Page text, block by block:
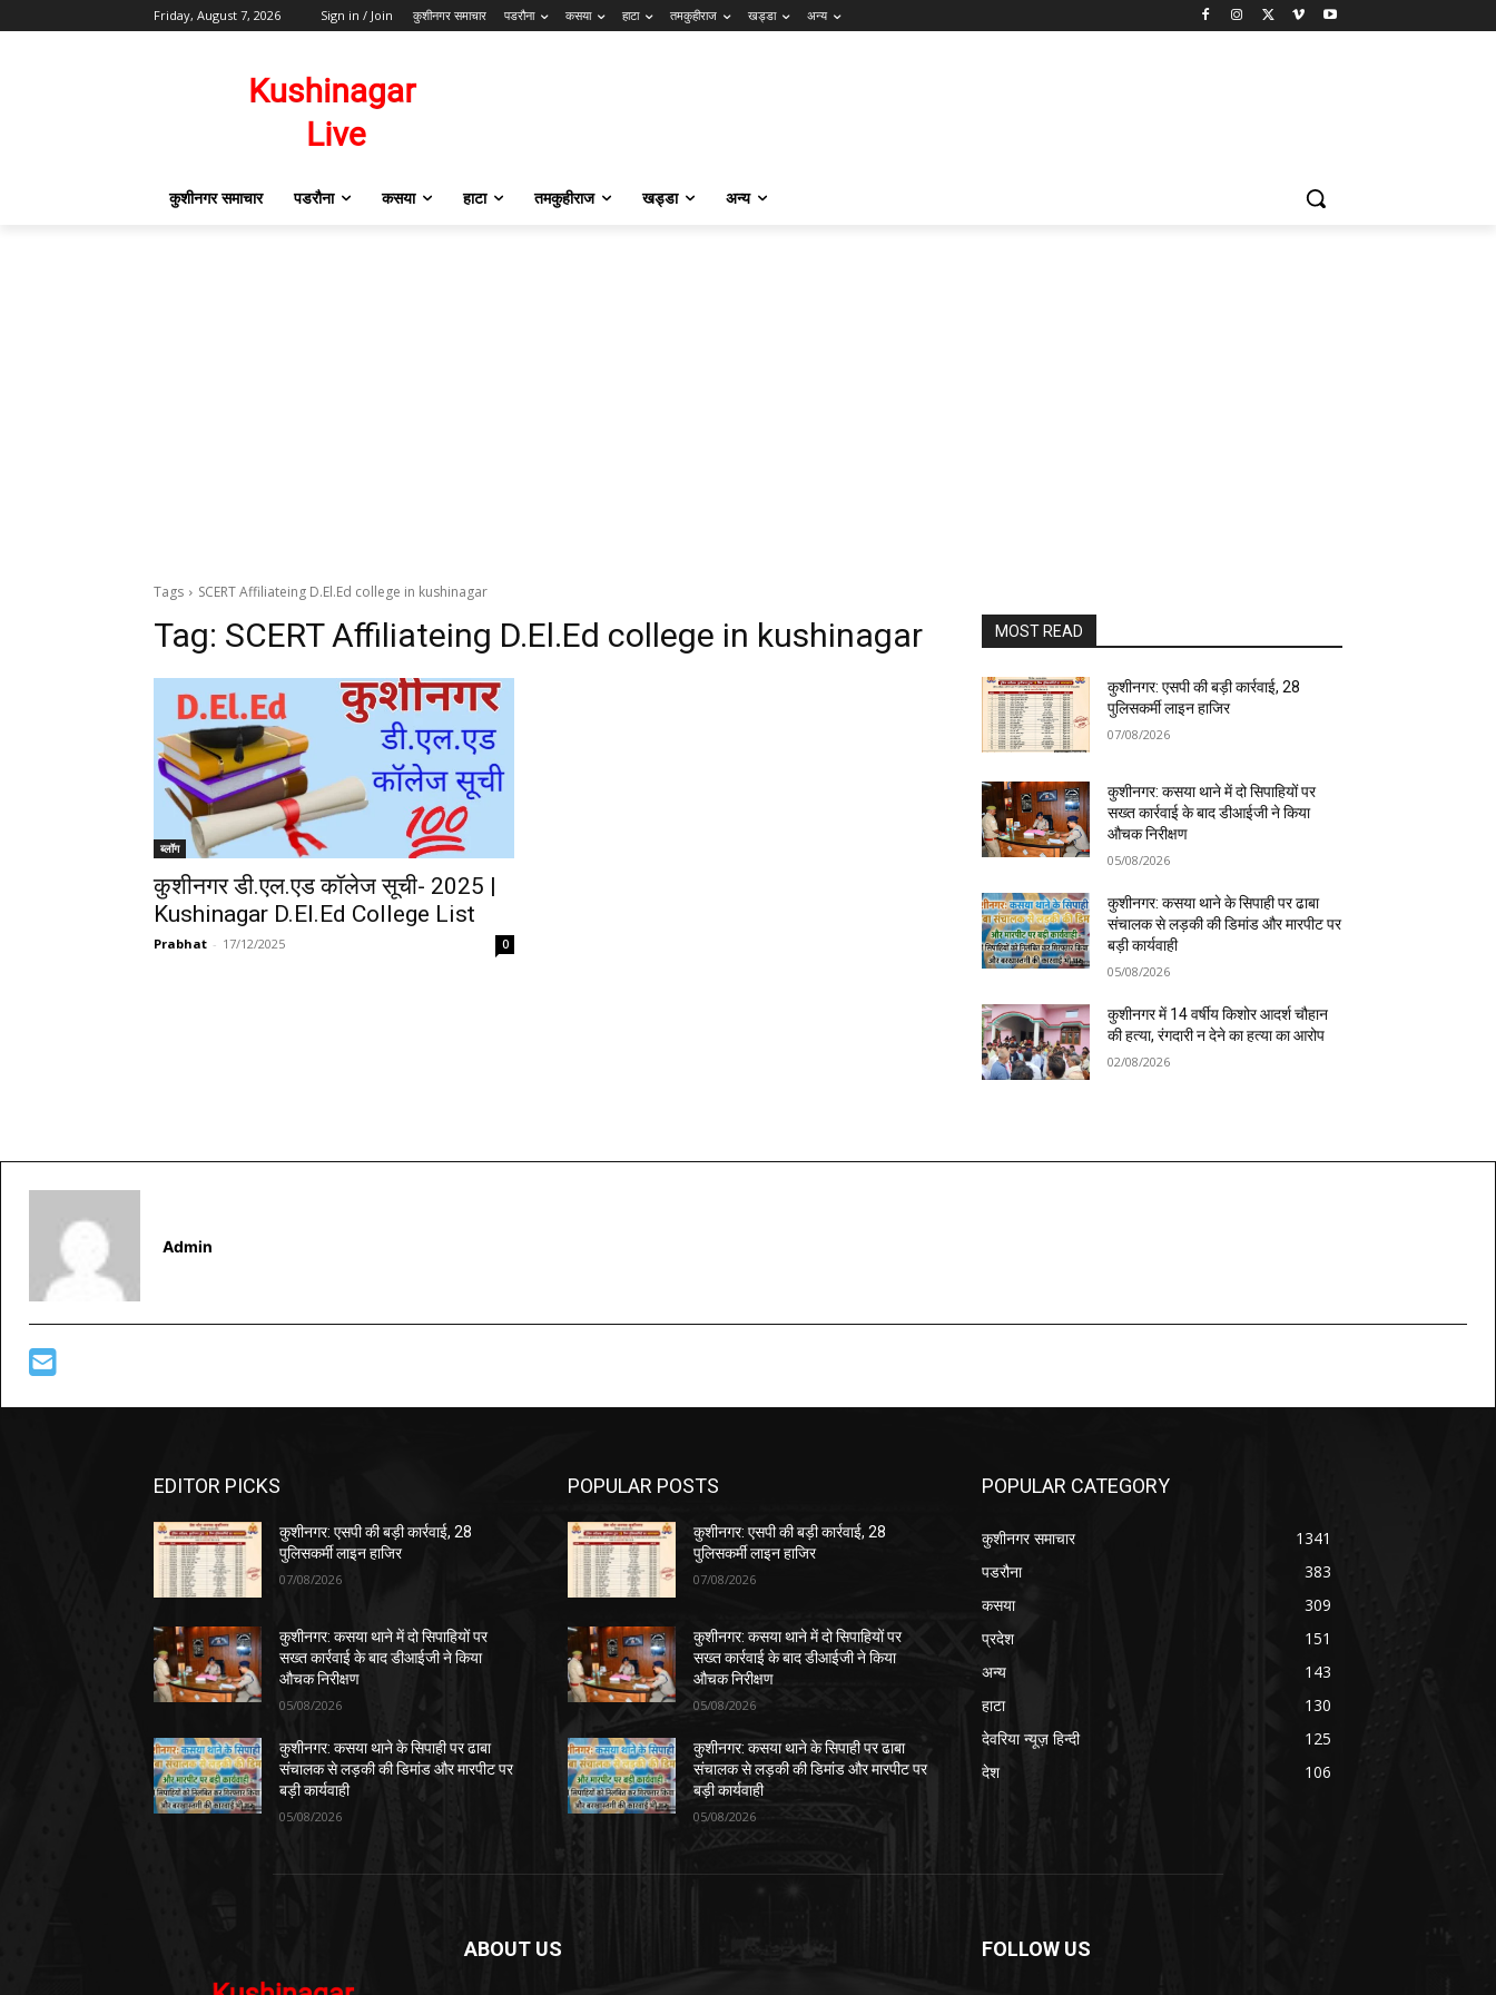
Friday, August 7, 2026 Sign in / Join कुशीनगर समाचार पडरौना कसया हाटा तमकुहीराज खड्डा अन्य
कुशीनगर समाचार पडरौना कसया हाटा तमकुहीराज खड्डा अन्य
Tags SCERT Affiliateing D.El.Ed college in kushinagar
Tag: SCERT Affiliateing D.El.Ed college in kushinagar
ब्लॉग
कुशीनगर डी.एल.एड कॉलेज सूची- 2025 |
Kushinagar D.El.Ed College List
Prabhat - 17/12/2025 0
MOST READ
कुशीनगर: एसपी की बड़ी कार्रवाई, 28
पुलिसकर्मी लाइन हाजिर
07/08/2026
कुशीनगर: कसया थाने में दो सिपाहियों पर
सख्त कार्रवाई के बाद डीआईजी ने किया
औचक निरीक्षण
05/08/2026
कुशीनगर: कसया थाने के सिपाही पर ढाबा
संचालक से लड़की की डिमांड और मारपीट पर
बड़ी कार्यवाही
05/08/2026
कुशीनगर में 14 वर्षीय किशोर आदर्श चौहान
की हत्या, रंगदारी न देने का हत्या का आरोप
02/08/2026
Admin
EDITOR PICKS
कुशीनगर: एसपी की बड़ी कार्रवाई, 28
पुलिसकर्मी लाइन हाजिर
07/08/2026
कुशीनगर: कसया थाने में दो सिपाहियों पर
सख्त कार्रवाई के बाद डीआईजी ने किया
औचक निरीक्षण
05/08/2026
कुशीनगर: कसया थाने के सिपाही पर ढाबा
संचालक से लड़की की डिमांड और मारपीट पर
बड़ी कार्यवाही
05/08/2026
POPULAR POSTS
कुशीनगर: एसपी की बड़ी कार्रवाई, 28
पुलिसकर्मी लाइन हाजिर
07/08/2026
कुशीनगर: कसया थाने में दो सिपाहियों पर
सख्त कार्रवाई के बाद डीआईजी ने किया
औचक निरीक्षण
05/08/2026
कुशीनगर: कसया थाने के सिपाही पर ढाबा
संचालक से लड़की की डिमांड और मारपीट पर
बड़ी कार्यवाही
05/08/2026
POPULAR CATEGORY
कुशीनगर समाचार
1341
पडरौना
383
कसया
309
प्रदेश
151
अन्य
143
हाटा
130
देवरिया न्यूज़ हिन्दी
125
देश
106
ABOUT US FOLLOW US